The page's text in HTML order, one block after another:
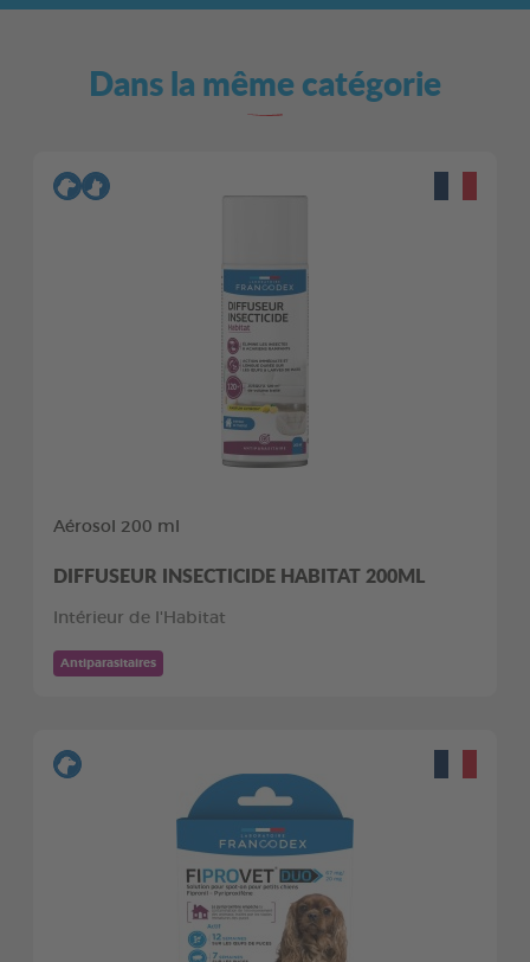
Dans la même catégorie
Aérosol 200 ml
DIFFUSEUR INSECTICIDE HABITAT 200ML
Intérieur de l'Habitat
Antiparasitaires